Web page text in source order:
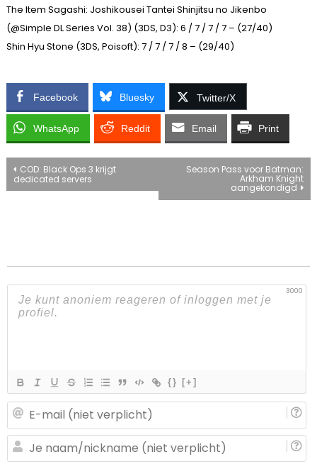
The Item Sagashi: Joshikousei Tantei Shinjitsu no Jikenbo
(@Simple DL Series Vol. 38) (3DS, D3): 6 / 7 / 7 / 7 – (27/40)
Shin Hyu Stone (3DS, Poisoft): 7 / 7 / 7 / 8 – (29/40)
Facebook Bluesky Twitter/X
WhatsApp Reddit Email Print
Bericht
COD: Black Ops 3 krijgt
dedicated servers
Season Pass voor Batman:
Arkham Knight
aangekondigd
3000
{} [+]